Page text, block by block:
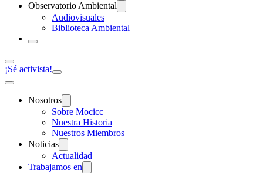
Observatorio Ambiental
Audiovisuales
Biblioteca Ambiental
¡Sé activista!
Nosotros
Sobre Mocicc
Nuestra Historia
Nuestros Miembros
Noticias
Actualidad
Trabajamos en